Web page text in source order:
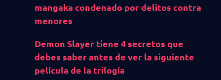
mangaka condenado por delitos contra
menores
Demon Slayer tiene 4 secretos que
debes saber antes de ver la siguiente
película de la trilogía